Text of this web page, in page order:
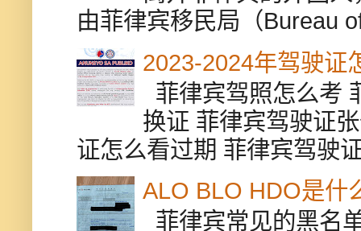
由菲律宾移民局（Bureau
2023-2024年驾驶证
菲律宾驾照怎么考
换证 菲律宾驾驶证
证怎么看过期 菲律宾驾驶
ALO BLO HDO是什
菲律宾常见的黑名